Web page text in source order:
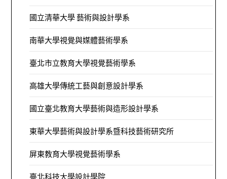
國立清華大學 藝術與設計學系
南華大學視覺與媒體藝術學系
臺北市立教育大學視覺藝術學系
高雄大學傳統工藝與創意設計學系
國立臺北教育大學藝術與造形設計學系
東華大學藝術與設計學系暨科技藝術研究所
屏東教育大學視覺藝術學系
臺北科技大學設計學院